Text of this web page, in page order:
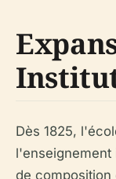
Dès 1825,
l'enseignement
de